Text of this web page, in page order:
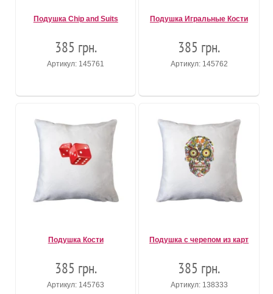
Подушка Chip and Suits
385 грн.
Артикул: 145761
Подушка Игральные Кости
385 грн.
Артикул: 145762
Подушка Кости
385 грн.
Артикул: 145763
Подушка с черепом из карт
385 грн.
Артикул: 138333